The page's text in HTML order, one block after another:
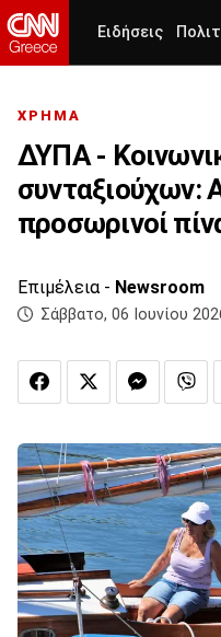
Ειδήσεις
ΧΡΗΜΑ
ΔΥΠΑ -
συνταξιούχων:
προσωρινοί
Επιμέλεια - Newsroom
Σάββατο, 06 Ιουνίου